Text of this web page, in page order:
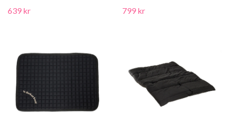
639 kr
799 kr